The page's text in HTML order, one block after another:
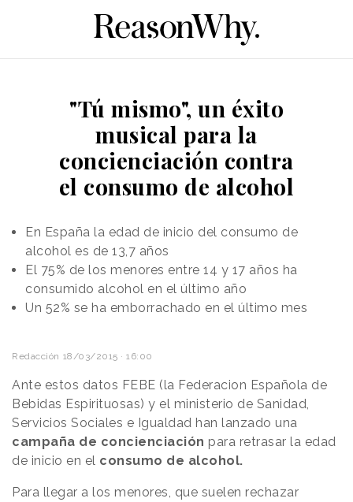
"Tú mismo", un éxito
musical para la
concienciación contra
el consumo de alcohol
En España la edad de inicio del consumo de
alcohol es de 13,7 años
El 75% de los menores entre 14 y 17 años ha
consumido alcohol en el último año
Un 52% se ha emborrachado en el último mes
Redacción 18/03/2015 · 16:00
Ante estos datos FEBE (la Federacion Española de
Bebidas Espirituosas) y el ministerio de Sanidad,
Servicios Sociales e Igualdad han lanzado una
campaña de concienciación para retrasar la edad
de inicio en el consumo de alcohol.
Para llegar a los menores, que suelen rechazar